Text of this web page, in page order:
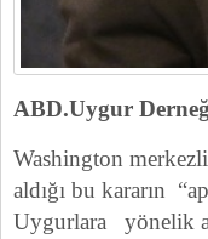
ABD.Uygur
Washington
aldığı bu kararın
Uygurlara yönelik